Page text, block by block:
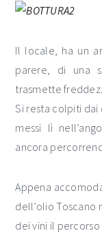
Il locale, ha un
parere, di una
trasmette
Si resta colpiti
messi lì
ancora
Appena
dell’olio Toscano
dei vini il percorso